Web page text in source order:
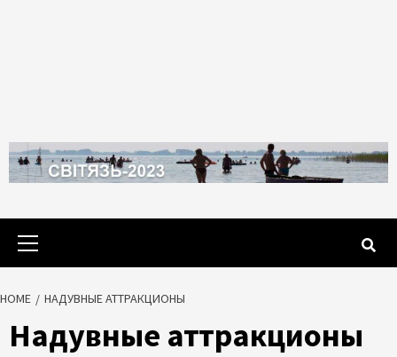
Primary
HOME НАДУВНЫЕ АТТРАКЦИОНЫ
Надувные аттракционы